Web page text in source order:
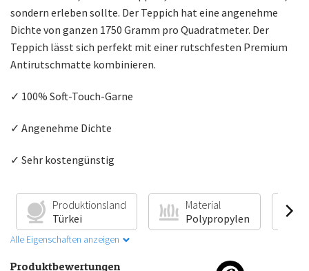
sondern erleben sollte. Der Teppich hat eine angenehme
Dichte von ganzen 1750 Gramm pro Quadratmeter. Der
Teppich lässt sich perfekt mit einer rutschfesten Premium
Antirutschmatte kombinieren.
✓ 100% Soft-Touch-Garne
✓ Angenehme Dichte
✓ Sehr kostengünstig
Produktionsland
Türkei
Material
Polypropylen
Alle Eigenschaften anzeigen
Produktbewertungen